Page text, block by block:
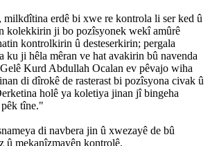
milkdîtina erdê bi xwe re kontrola li ser ked û
kolekkirin ji bo pozîsyonek wekî amûrê
kontrolkirin û desteserkirin; pergala
ku ji hêla mêran ve hat avakirin bû navenda
Kurd Abdullah Ocalan ev pêvajo wiha
di dîrokê de rasterast bi pozîsyona civak û
holê ya koletiya jinan jî bingeha
tîne."
di navbera jin û xwezayê de bû
û mekanîzmayên kontrolê.